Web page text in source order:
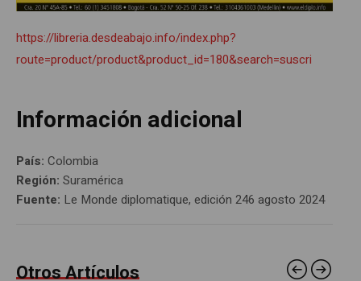
https://libreria.desdeabajo.info/index.php?
route=product/product&product_id=180&search=suscri
Información adicional
País: Colombia
Región: Suramérica
Fuente: Le Monde diplomatique, edición 246 agosto 2024
Otros Artículos